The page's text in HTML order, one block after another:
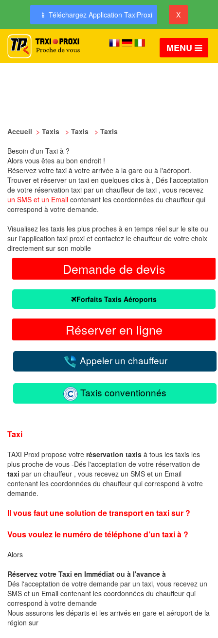
📱 Téléchargez Application TaxiProxi X
MENU
Accueil > Taxis > Taxis > Taxis
Besoin d'un Taxi à ?
Alors vous êtes au bon endroit !
Réservez votre taxi à votre arrivée à la gare ou à l'aéroport.
Trouver et réserver un taxi en quelques clics à , Dés l'acceptation
de votre réservation taxi par un chauffeur de taxi , vous recevez
un SMS et un Email contenant les coordonnées du chauffeur qui
correspond à votre demande.
Visualisez les taxis les plus proches à en temps réel sur le site ou
sur l'application taxi proxi et contactez le chauffeur de votre choix
directement sur son mobile
Demande de devis
Forfaits Taxis Aéroports
Réserver en ligne
Appeler un chauffeur
Taxis conventionnés
Taxi
TAXI Proxi propose votre réservation taxis à tous les taxis les
plus proche de vous -Dés l'acceptation de votre réservation de
taxi par un chauffeur , vous recevez un SMS et un Email
contenant les coordonnées du chauffeur qui correspond à votre
demande.
Il vous faut une solution de transport en taxi sur ?
Vous voulez le numéro de téléphone d’un taxi à ?
Alors
Réservez votre Taxi en Immédiat ou à l'avance à
Dés l'acceptation de votre demande par un taxi, vous recevez un
SMS et un Email contenant les coordonnées du chauffeur qui
correspond à votre demande
Nous assurons les départs et les arrivés en gare et aéroport de la
région sur